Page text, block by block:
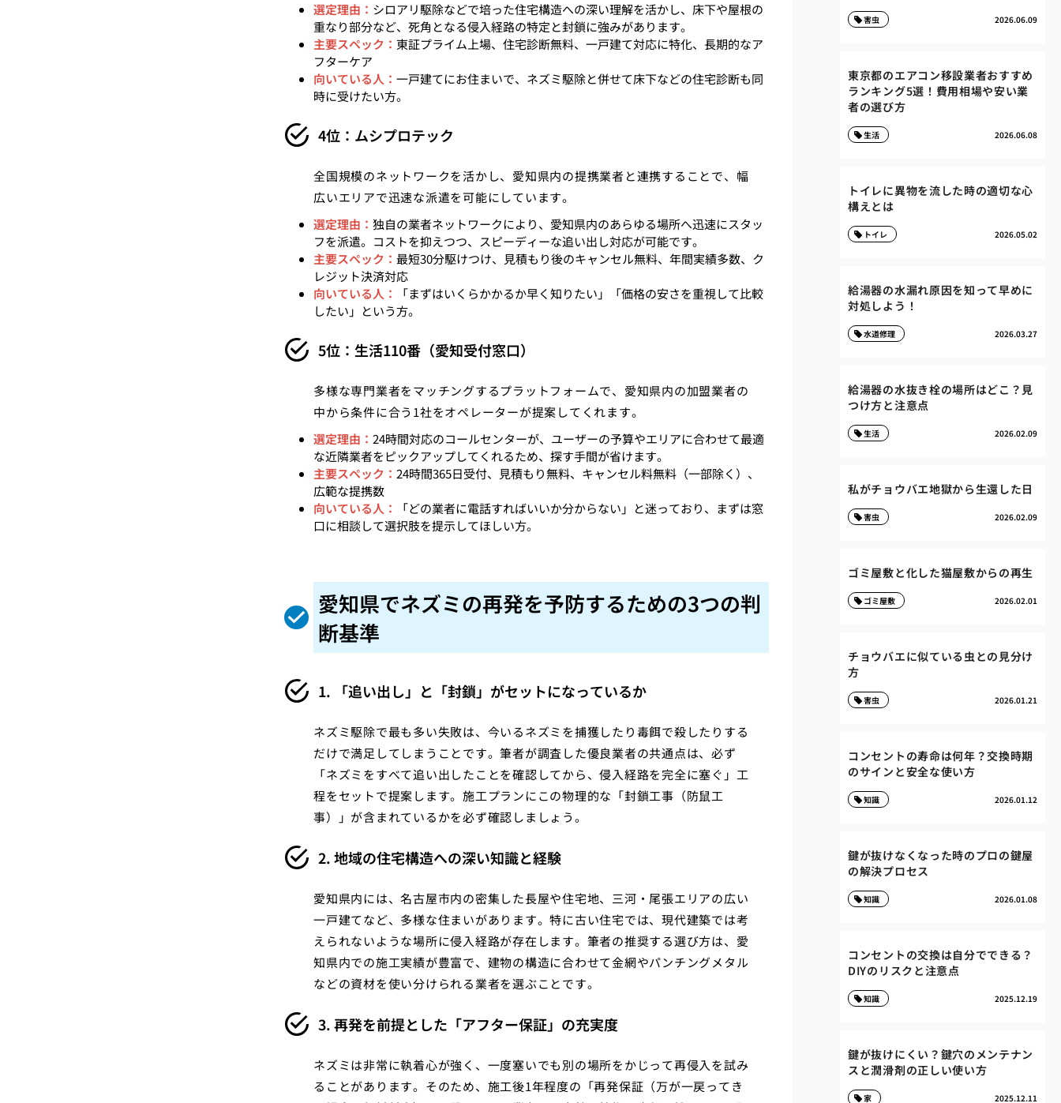
選定理由： シロアリ駆除などで培った住宅構造への深い理解を活かし、床下や屋根の
重なり部分など、死角となる侵入経路の特定と封鎖に強みがあります。
主要スペック： 東証プライム上場、住宅診断無料、一戸建て対応に特化、長期的なア
フターケア
向いている人： 一戸建てにお住まいで、ネズミ駆除と併せて床下などの住宅診断も同
時に受けたい方。
4位：ムシプロテック
全国規模のネットワークを活かし、愛知県内の提携業者と連携することで、幅
広いエリアで迅速な派遣を可能にしています。
選定理由： 独自の業者ネットワークにより、愛知県内のあらゆる場所へ迅速にスタッ
フを派遣。コストを抑えつつ、スピーディーな追い出し対応が可能です。
主要スペック： 最短30分駆けつけ、見積もり後のキャンセル無料、年間実績多数、ク
レジット決済対応
向いている人：
「まずはいくらかかるか早く知りたい」「価格の安さを重視して比較
したい」という方。
5位：生活110番（愛知受付窓口）
多様な専門業者をマッチングするプラットフォームで、愛知県内の加盟業者の
中から条件に合う1社をオペレーターが提案してくれます。
選定理由： 24時間対応のコールセンターが、ユーザーの予算やエリアに合わせて最適
な近隣業者をピックアップしてくれるため、探す手間が省けます。
主要スペック： 24時間365日受付、見積もり無料、キャンセル料無料（一部除く）、
広範な提携数
向いている人：
「どの業者に電話すればいいか分からない」と迷っており、まずは窓
口に相談して選択肢を提示してほしい方。
愛知県でネズミの再発を予防するための3つの判
断基準
1. 「追い出し」と「封鎖」がセットになっているか
ネズミ駆除で最も多い失敗は、今いるネズミを捕獲したり毒餌で殺したりする
だけで満足してしまうことです。筆者が調査した優良業者の共通点は、必ず
「ネズミをすべて追い出したことを確認してから、侵入経路を完全に塞ぐ」工
程をセットで提案します。施工プランにこの物理的な「封鎖工事（防鼠工
事）」が含まれているかを必ず確認しましょう。
2. 地域の住宅構造への深い知識と経験
愛知県内には、名古屋市内の密集した長屋や住宅地、三河・尾張エリアの広い
一戸建てなど、多様な住まいがあります。特に古い住宅では、現代建築では考
えられないような場所に侵入経路が存在します。筆者の推奨する選び方は、愛
知県内での施工実績が豊富で、建物の構造に合わせて金網やパンチングメタル
などの資材を使い分けられる業者を選ぶことです。
3. 再発を前提とした「アフター保証」の充実度
ネズミは非常に執着心が強く、一度塞いでも別の場所をかじって再侵入を試み
ることがあります。そのため、施工後1年程度の「再発保証（万が一戻ってき
2026.06.09
害虫
東京都のエアコン移設業者おすすめ
ランキング5選！費用相場や安い業
者の選び方
2026.06.08
生活
トイレに異物を流した時の適切な心
構えとは
2026.05.02
トイレ
給湯器の水漏れ原因を知って早めに
対処しよう！
2026.03.27
水道修理
給湯器の水抜き栓の場所はどこ？見
つけ方と注意点
2026.02.09
生活
私がチョウバエ地獄から生還した日
2026.02.09
害虫
ゴミ屋敷と化した猫屋敷からの再生
2026.02.01
ゴミ屋敷
チョウバエに似ている虫との見分け
方
2026.01.21
害虫
コンセントの寿命は何年？交換時期
のサインと安全な使い方
2026.01.12
知識
鍵が抜けなくなった時のプロの鍵屋
の解決プロセス
2026.01.08
知識
コンセントの交換は自分でできる？
DIYのリスクと注意点
2025.12.19
知識
鍵が抜けにくい？鍵穴のメンテナン
スと潤滑剤の正しい使い方
2025.12.11
家